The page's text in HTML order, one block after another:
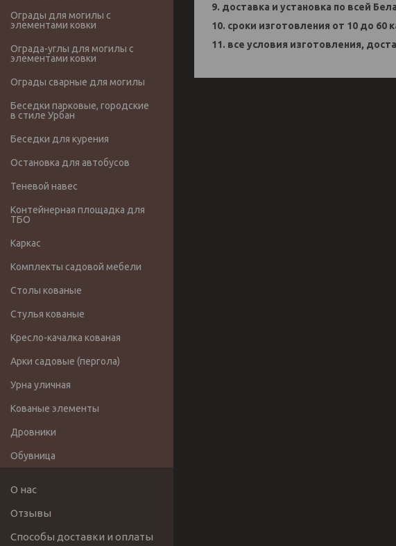
9. доставка и установка по всей
10. сроки изготовления от 10 до
11. все условия изготовления,
Ограды для могилы с
элементами ковки
Ограда-углы для могилы с
элементами ковки
Ограды сварные для могилы
Беседки парковые, городские
в стиле Урбан
Беседки для курения
Остановка для автобусов
Теневой навес
Контейнерная площадка для
ТБО
Каркас
Комплекты садовой мебели
Столы кованые
Стулья кованые
Кресло-качалка кованая
Арки садовые (пергола)
Урна уличная
Кованые элементы
Дровники
Обувница
О нас
Отзывы
Способы доставки и оплаты